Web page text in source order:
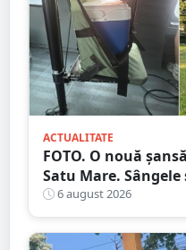
ACTUALITATE
FOTO. O nouă
Satu Mare.
într-o misiune
un transplant
6 august 2026